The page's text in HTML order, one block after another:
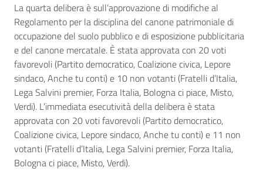
La quarta delibera è sull’approvazione di modifiche al
Regolamento per la disciplina del canone patrimoniale di
occupazione del suolo pubblico e di esposizione pubblicitaria
e del canone mercatale. È stata approvata con 20 voti
favorevoli (Partito democratico, Coalizione civica, Lepore
sindaco, Anche tu conti) e 10 non votanti (Fratelli d’Italia,
Lega Salvini premier, Forza Italia, Bologna ci piace, Misto,
Verdi). L’immediata esecutività della delibera è stata
approvata con 20 voti favorevoli (Partito democratico,
Coalizione civica, Lepore sindaco, Anche tu conti) e 11 non
votanti (Fratelli d’Italia, Lega Salvini premier, Forza Italia,
Bologna ci piace, Misto, Verdi).